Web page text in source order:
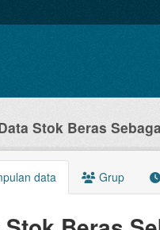
Stok Beras
data Grup